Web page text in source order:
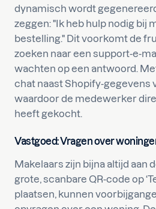
dynamisch wordt
zeggen: "Ik heb hulp nodig bij
bestelling." Dit voorkomt de
zoeken naar een support-e-
wachten op een antwoord.
chat naast Shopify-gegevens
waardoor de medewerker
heeft gekocht.
Vastgoed: Vragen over
Makelaars zijn bijna altijd aan
grote, scanbare QR-code op
plaatsen, kunnen